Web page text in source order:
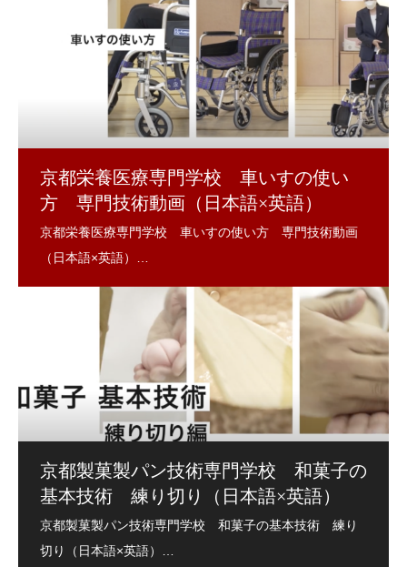
京都栄養医療専門学校 車いすの使い
方 専門技術動画（日本語×英語）
京都製菓製パン技術専門学校 和菓子の
基本技術 練り切り（日本語×英語）